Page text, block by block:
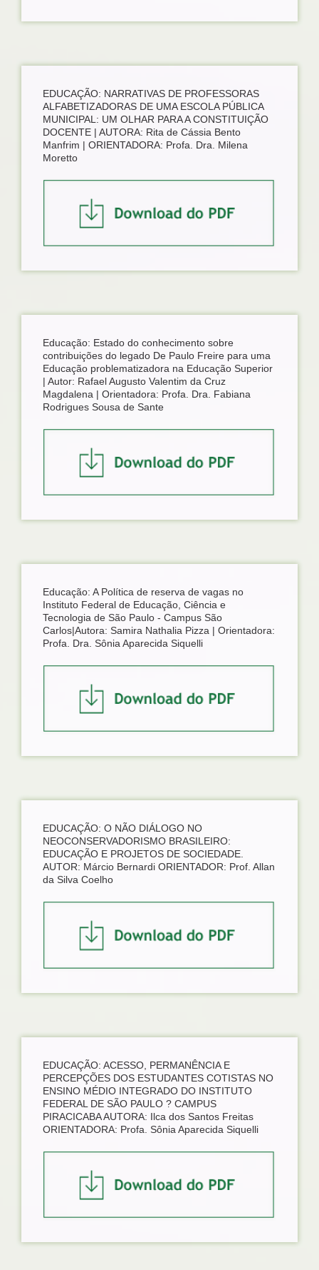
EDUCAÇÃO: NARRATIVAS DE PROFESSORAS
ALFABETIZADORAS DE UMA ESCOLA PÚBLICA
MUNICIPAL: UM OLHAR PARA A CONSTITUIÇÃO
DOCENTE | AUTORA: Rita de Cássia Bento
Manfrim | ORIENTADORA: Profa. Dra. Milena
Moretto
Educação: Estado do conhecimento sobre
contribuições do legado De Paulo Freire para uma
Educação problematizadora na Educação Superior
| Autor: Rafael Augusto Valentim da Cruz
Magdalena | Orientadora: Profa. Dra. Fabiana
Rodrigues Sousa de Sante
Educação: A Política de reserva de vagas no
Instituto Federal de Educação, Ciência e
Tecnologia de São Paulo - Campus São
Carlos|Autora: Samira Nathalia Pizza | Orientadora:
Profa. Dra. Sônia Aparecida Siquelli
EDUCAÇÃO: O NÃO DIÁLOGO NO
NEOCONSERVADORISMO BRASILEIRO:
EDUCAÇÃO E PROJETOS DE SOCIEDADE.
AUTOR: Márcio Bernardi ORIENTADOR: Prof. Allan
da Silva Coelho
EDUCAÇÃO: ACESSO, PERMANÊNCIA E
PERCEPÇÕES DOS ESTUDANTES COTISTAS NO
ENSINO MÉDIO INTEGRADO DO INSTITUTO
FEDERAL DE SÃO PAULO ? CAMPUS
PIRACICABA AUTORA: Ilca dos Santos Freitas
ORIENTADORA: Profa. Sônia Aparecida Siquelli